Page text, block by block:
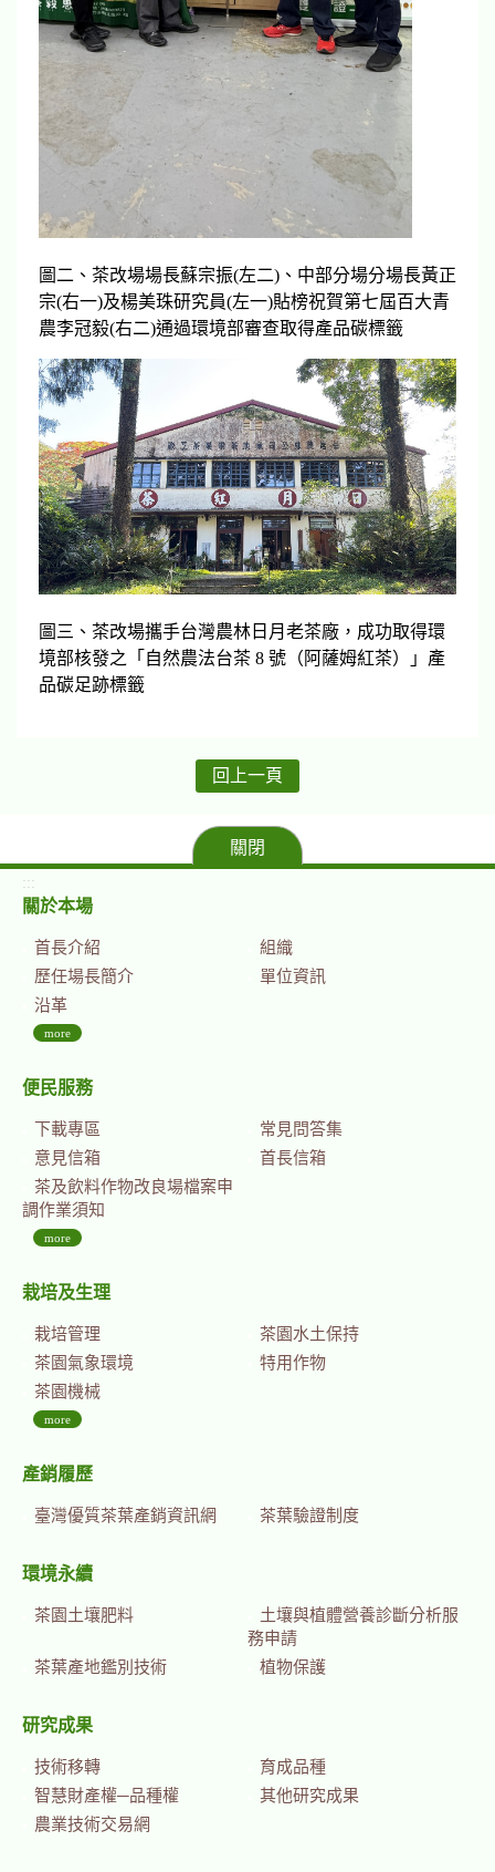
圖二、茶改場場長蘇宗振(左二)、中部分場分場長黃正
宗(右一)及楊美珠研究員(左一)貼榜祝賀第七屆百大青
農李冠毅(右二)通過環境部審查取得產品碳標籤
圖三、茶改場攜手台灣農林日月老茶廠，成功取得環
境部核發之「自然農法台茶 8 號（阿薩姆紅茶）」產
品碳足跡標籤
回上一頁
關閉
:::
關於本場
首長介紹
組織
歷任場長簡介
單位資訊
沿革
more
便民服務
下載專區
常見問答集
意見信箱
首長信箱
茶及飲料作物改良場檔案申
調作業須知
more
栽培及生理
栽培管理
茶園水土保持
茶園氣象環境
特用作物
茶園機械
more
產銷履歷
臺灣優質茶葉產銷資訊網 茶葉驗證制度
環境永續
茶園土壤肥料
土壤與植體營養診斷分析服
務申請
茶葉產地鑑別技術
植物保護
研究成果
技術移轉
育成品種
智慧財產權─品種權
其他研究成果
農業技術交易網